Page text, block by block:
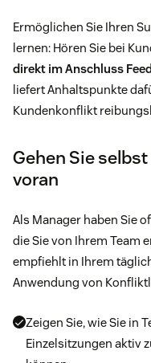
Ermöglichen Sie Ihren
lernen: Hören Sie bei
direkt im Anschluss
liefert Anhaltspunkte
Kundenkonflikt
Gehen Sie
voran
Als Manager haben Sie
die Sie von Ihrem Team
empfiehlt in Ihrem
Anwendung von
Zeigen Sie, wie Sie in
Einzelsitzungen aktiv